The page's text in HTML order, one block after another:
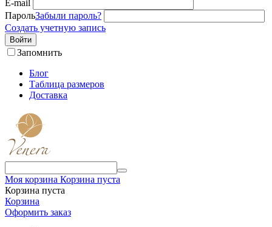
E-mail
ПарольЗабыли пароль?
Создать учетную запись
Войти
Запомнить
Блог
Таблица размеров
Доставка
Моя корзина Корзина пуста
Корзина пуста
Корзина
Оформить заказ